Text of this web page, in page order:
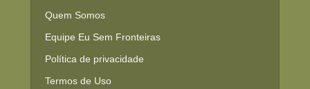
Quem Somos
Equipe Eu Sem Fronteiras
Política de privacidade
Termos de Uso